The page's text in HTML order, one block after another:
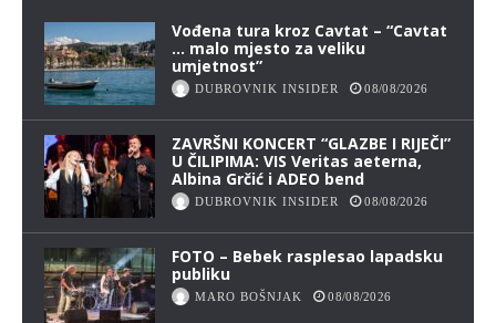
Vođena tura kroz Cavtat – “Cavtat
… malo mjesto za veliku
umjetnost”
DUBROVNIK INSIDER 08/08/2026
ZAVRŠNI KONCERT “GLAZBE I RIJEČI”
U ČILIPIMA: VIS Veritas aeterna,
Albina Grčić i ADEO bend
DUBROVNIK INSIDER 08/08/2026
FOTO – Bebek rasplesao lapadsku
publiku
MARO BOŠNJAK 08/08/2026